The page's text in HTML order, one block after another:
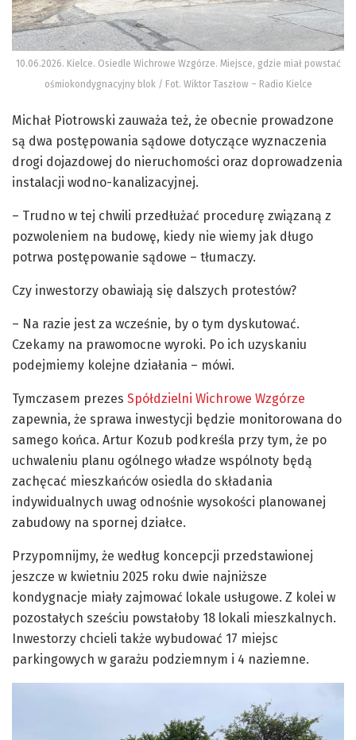
10.06.2026. Kielce. Osiedle Wichrowe Wzgórze. Miejsce, gdzie miał powstać
ośmiokondygnacyjny blok / Fot. Wiktor Taszłow – Radio Kielce
Michał Piotrowski zauważa też, że obecnie prowadzone
są dwa postępowania sądowe dotyczące wyznaczenia
drogi dojazdowej do nieruchomości oraz doprowadzenia
instalacji wodno-kanalizacyjnej.
– Trudno w tej chwili przedłużać procedurę związaną z
pozwoleniem na budowę, kiedy nie wiemy jak długo
potrwa postępowanie sądowe – tłumaczy.
Czy inwestorzy obawiają się dalszych protestów?
– Na razie jest za wcześnie, by o tym dyskutować.
Czekamy na prawomocne wyroki. Po ich uzyskaniu
podejmiemy kolejne działania – mówi.
Tymczasem prezes Spółdzielni Wichrowe Wzgórze
zapewnia, że sprawa inwestycji będzie monitorowana do
samego końca. Artur Kozub podkreśla przy tym, że po
uchwaleniu planu ogólnego władze wspólnoty będą
zachęcać mieszkańców osiedla do składania
indywidualnych uwag odnośnie wysokości planowanej
zabudowy na spornej działce.
Przypomnijmy, że według koncepcji przedstawionej
jeszcze w kwietniu 2025 roku dwie najniższe
kondygnacje miały zajmować lokale usługowe. Z kolei w
pozostałych sześciu powstałoby 18 lokali mieszkalnych.
Inwestorzy chcieli także wybudować 17 miejsc
parkingowych w garażu podziemnym i 4 naziemne.